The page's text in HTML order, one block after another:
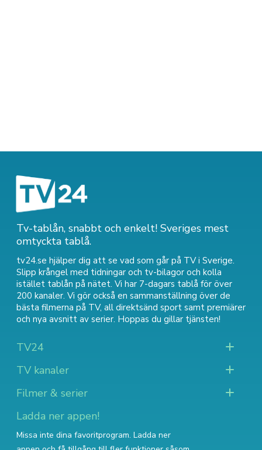
Tv-tablån, snabbt och enkelt! Sveriges mest
omtyckta tablå.
tv24.se hjälper dig att se vad som går på TV i Sverige.
Slipp krångel med tidningar och tv-bilagor och kolla
istället tablån på nätet. Vi har 7-dagars tablå för över
200 kanaler. Vi gör också en sammanställning över de
bästa filmerna på TV, all direktsänd sport samt premiärer
och nya avsnitt av serier. Hoppas du gillar tjänsten!
TV24
TV kanaler
Filmer & serier
Ladda ner appen!
Missa inte dina favoritprogram. Ladda ner